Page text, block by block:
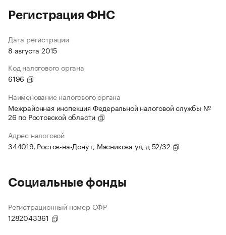
Регистрация ФНС
Дата регистрации
8 августа 2015
Код налогового органа
6196
Наименование налогового органа
Межрайонная инспекция Федеральной налоговой службы №
26 по Ростовской области
Адрес налоговой
344019, Ростов-на-Дону г, Мясникова ул, д 52/32
Социальные фонды
Регистрационный номер СФР
1282043361